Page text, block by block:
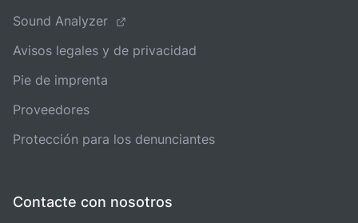
Sound Analyzer
Avisos legales y de privacidad
Pie de imprenta
Proveedores
Protección para los denunciantes
Contacte con nosotros